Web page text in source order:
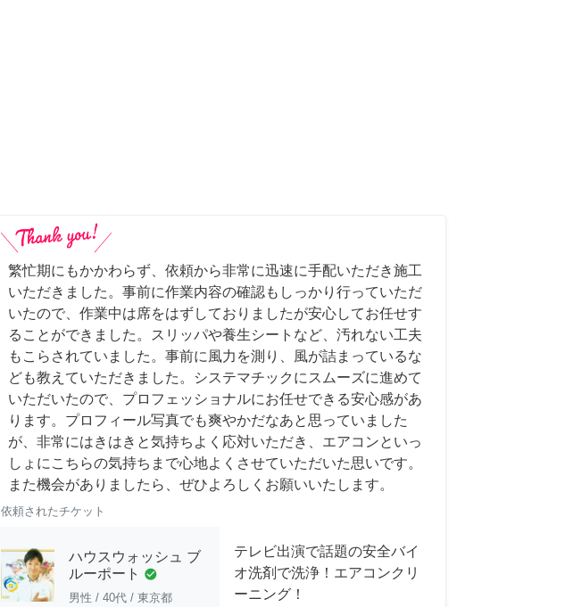
繁忙期にもかかわらず、依頼から非常に迅速に手配いただき施工
いただきました。事前に作業内容の確認もしっかり行っていただ
いたので、作業中は席をはずしておりましたが安心してお任せす
ることができました。スリッパや養生シートなど、汚れない工夫
もこらされていました。事前に風力を測り、風が詰まっているな
ども教えていただきました。システマチックにスムーズに進めて
いただいたので、プロフェッショナルにお任せできる安心感があ
ります。プロフィール写真でも爽やかだなあと思っていました
が、非常にはきはきと気持ちよく応対いただき、エアコンといっ
しょにこちらの気持ちまで心地よくさせていただいた思いです。
また機会がありましたら、ぜひよろしくお願いいたします。
依頼されたチケット
ハウスウォッシュ ブ
ルーポート check_circle
男性 / 40代 / 東京都
テレビ出演で話題の安全バイ
オ洗剤で洗浄！エアコンクリ
ーニング！